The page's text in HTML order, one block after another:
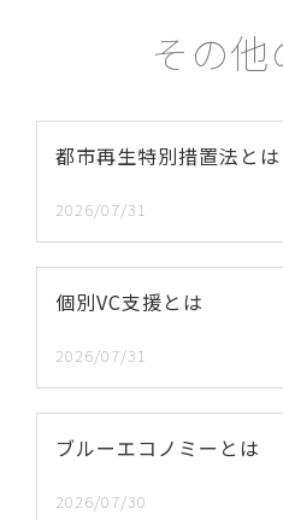
その
都市再生特別措置法とは
2026/07/31
個別VC支援とは
2026/07/31
ブルーエコノミーとは
2026/07/30